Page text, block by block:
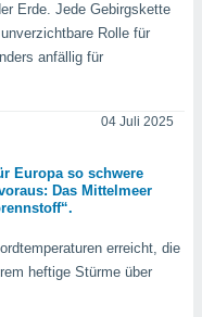
Erde. Jede Gebirgskette
Rolle für
anfällig für
04 Juli 2025
Europa so schwere
Das Mittelmeer
erreicht, die
heftige Stürme über